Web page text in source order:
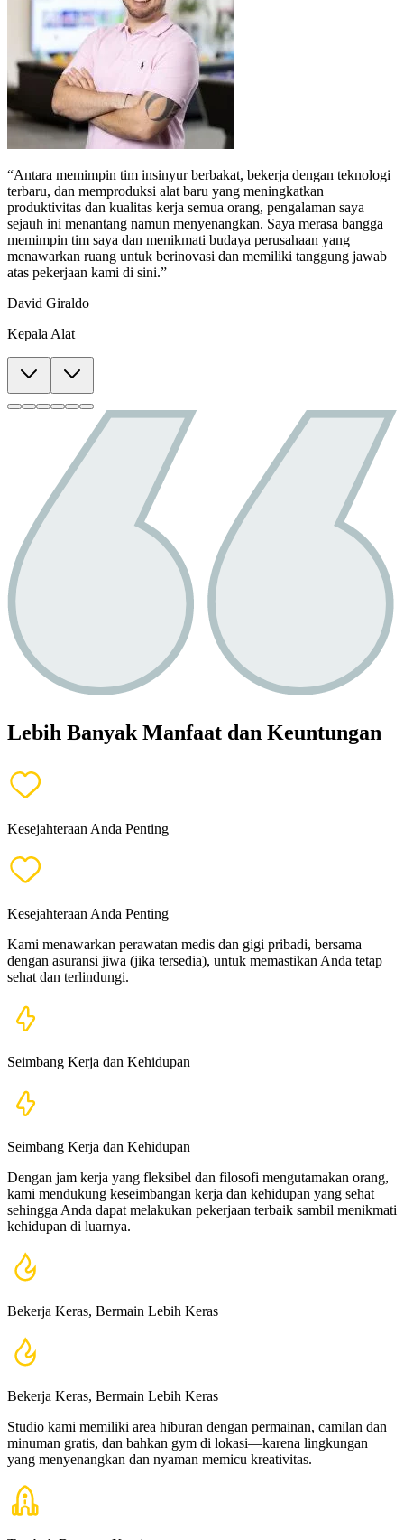
“Antara memimpin tim insinyur berbakat, bekerja dengan teknologi
terbaru, dan memproduksi alat baru yang meningkatkan
produktivitas dan kualitas kerja semua orang, pengalaman saya
sejauh ini menantang namun menyenangkan. Saya merasa bangga
memimpin tim saya dan menikmati budaya perusahaan yang
menawarkan ruang untuk berinovasi dan memiliki tanggung jawab
atas pekerjaan kami di sini.”
David Giraldo
Kepala Alat
Lebih Banyak Manfaat dan Keuntungan
Kesejahteraan Anda Penting
Kesejahteraan Anda Penting
Kami menawarkan perawatan medis dan gigi pribadi, bersama
dengan asuransi jiwa (jika tersedia), untuk memastikan Anda tetap
sehat dan terlindungi.
Seimbang Kerja dan Kehidupan
Seimbang Kerja dan Kehidupan
Dengan jam kerja yang fleksibel dan filosofi mengutamakan orang,
kami mendukung keseimbangan kerja dan kehidupan yang sehat
sehingga Anda dapat melakukan pekerjaan terbaik sambil menikmati
kehidupan di luarnya.
Bekerja Keras, Bermain Lebih Keras
Bekerja Keras, Bermain Lebih Keras
Studio kami memiliki area hiburan dengan permainan, camilan dan
minuman gratis, dan bahkan gym di lokasi—karena lingkungan
yang menyenangkan dan nyaman memicu kreativitas.